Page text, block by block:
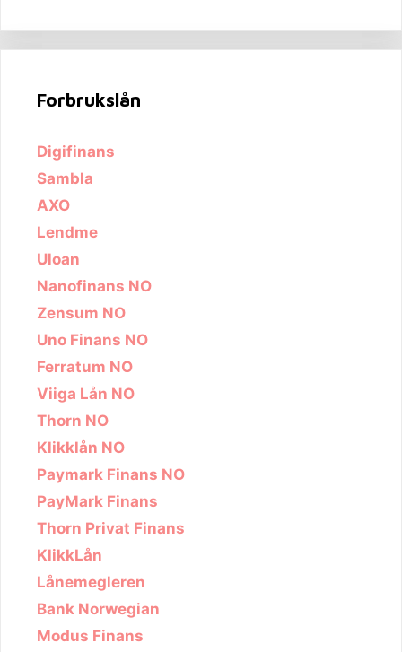
Forbrukslån
Digifinans
Sambla
AXO
Lendme
Uloan
Nanofinans NO
Zensum NO
Uno Finans NO
Ferratum NO
Viiga Lån NO
Thorn NO
Klikklån NO
Paymark Finans NO
PayMark Finans
Thorn Privat Finans
KlikkLån
Lånemegleren
Bank Norwegian
Modus Finans